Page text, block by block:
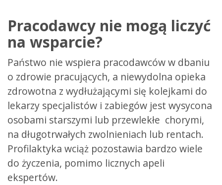
Pracodawcy nie mogą liczyć
na wsparcie?
Państwo nie wspiera pracodawców w dbaniu
o zdrowie pracujących, a niewydolna opieka
zdrowotna z wydłużającymi się kolejkami do
lekarzy specjalistów i zabiegów jest wysycona
osobami starszymi lub przewlekłe chorymi,
na długotrwałych zwolnieniach lub rentach.
Profilaktyka wciąż pozostawia bardzo wiele
do życzenia, pomimo licznych apeli
ekspertów.